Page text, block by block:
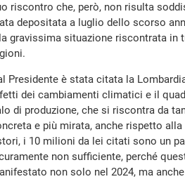
riscontro che, però, non risulta
depositata a luglio dello scorso
gravissima situazione riscontrata
Presidente è stata citata la
dei cambiamenti climatici e il
di produzione, che si riscontra da
e più mirata, anche rispetto
i 10 milioni da lei citati sono un
non sufficiente, perché
non solo nel 2024, ma